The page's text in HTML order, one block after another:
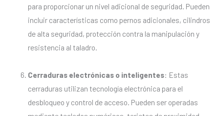
para proporcionar un nivel adicional de seguridad. Pueden
incluir características como pernos adicionales, cilindros
de alta seguridad, protección contra la manipulación y
resistencia al taladro.
Cerraduras electrónicas o inteligentes: Estas
cerraduras utilizan tecnología electrónica para el
desbloqueo y control de acceso. Pueden ser operadas